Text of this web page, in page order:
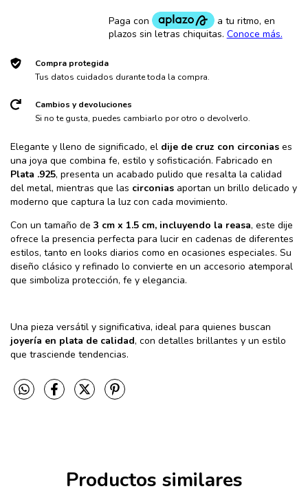
Compra protegida
Tus datos cuidados durante toda la compra.
Cambios y devoluciones
Si no te gusta, puedes cambiarlo por otro o devolverlo.
Elegante y lleno de significado, el dije de cruz con circonias es
una joya que combina fe, estilo y sofisticación. Fabricado en
Plata .925, presenta un acabado pulido que resalta la calidad
del metal, mientras que las circonias aportan un brillo delicado y
moderno que captura la luz con cada movimiento.
Con un tamaño de 3 cm x 1.5 cm, incluyendo la reasa, este dije
ofrece la presencia perfecta para lucir en cadenas de diferentes
estilos, tanto en looks diarios como en ocasiones especiales. Su
diseño clásico y refinado lo convierte en un accesorio atemporal
que simboliza protección, fe y elegancia.
Una pieza versátil y significativa, ideal para quienes buscan
joyería en plata de calidad, con detalles brillantes y un estilo
que trasciende tendencias.
Productos similares